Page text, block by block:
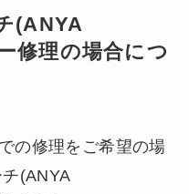
(ANYA
修理の場合につ
の修理をご希望の場
(ANYA